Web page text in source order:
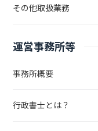
その他取扱業務
運営事務所等
事務所概要
行政書士とは？